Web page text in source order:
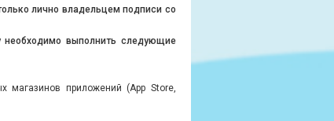
лично владельцем подписи со
необходимо выполнить следующие
магазинов приложений (App Store,